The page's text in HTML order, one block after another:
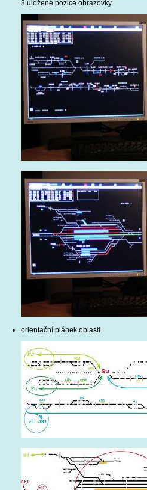
3 uložené pozice obrazovky
orientační plánek oblasti